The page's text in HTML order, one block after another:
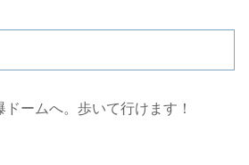
ームへ。歩いて行けます！